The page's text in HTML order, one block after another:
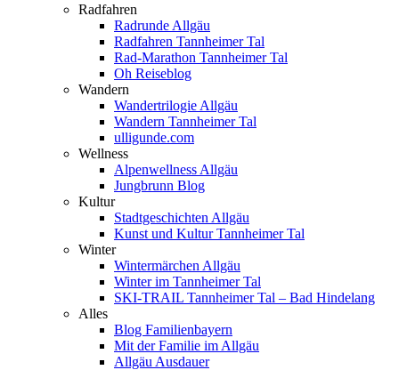
Radfahren
Radrunde Allgäu
Radfahren Tannheimer Tal
Rad-Marathon Tannheimer Tal
Oh Reiseblog
Wandern
Wandertrilogie Allgäu
Wandern Tannheimer Tal
ulligunde.com
Wellness
Alpenwellness Allgäu
Jungbrunn Blog
Kultur
Stadtgeschichten Allgäu
Kunst und Kultur Tannheimer Tal
Winter
Wintermärchen Allgäu
Winter im Tannheimer Tal
SKI-TRAIL Tannheimer Tal – Bad Hindelang
Alles
Blog Familienbayern
Mit der Familie im Allgäu
Allgäu Ausdauer